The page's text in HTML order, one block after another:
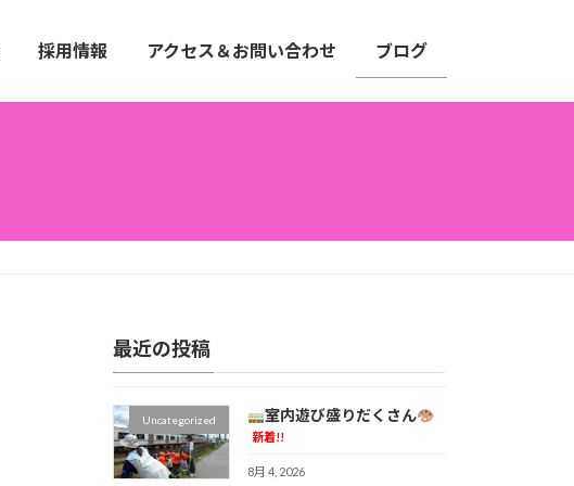
採用情報 アクセス＆お問い合わせ ブログ
最近の投稿
Uncategorized 室内遊び盛りだくさん
新着!!
8月 4, 2026